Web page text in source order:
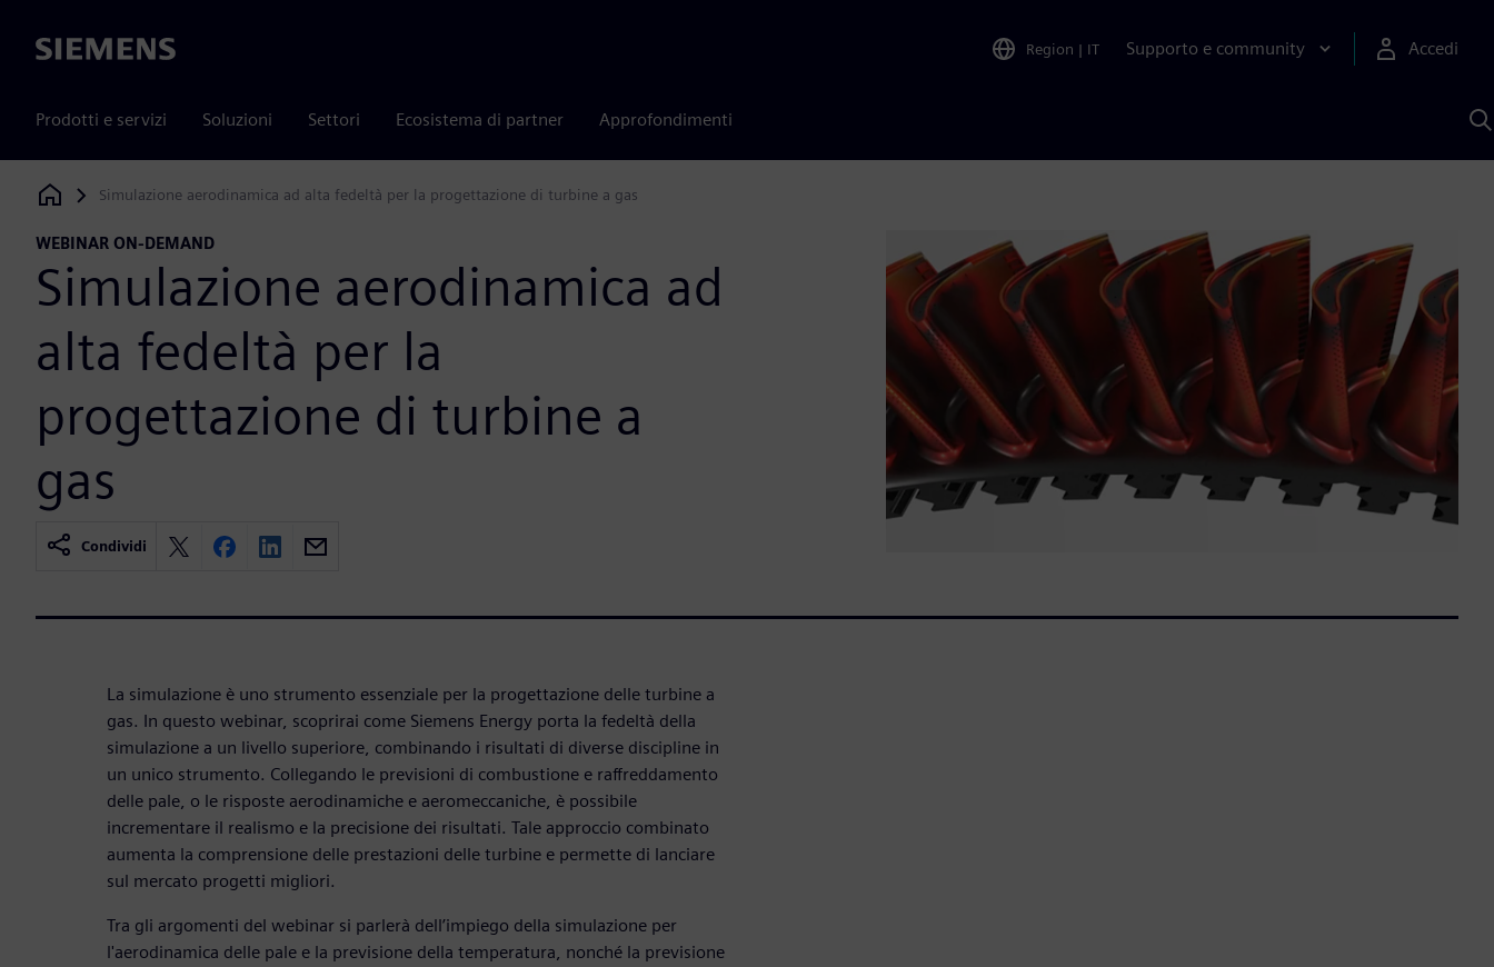
Siemens Region | IT Supporto e community Accedi
Prodotti e servizi Soluzioni Settori Ecosistema di partner Approfondimenti
Siemens Digital Industries Software
Simulazione aerodinamica ad alta fedeltà per la progettazione di turbine a gas
WEBINAR ON-DEMAND
Simulazione aerodinamica ad
alta fedeltà per la
progettazione di turbine a
gas
Condividi
La simulazione è uno strumento essenziale per la progettazione delle turbine a
gas. In questo webinar, scoprirai come Siemens Energy porta la fedeltà della
simulazione a un livello superiore, combinando i risultati di diverse discipline in
un unico strumento. Collegando le previsioni di combustione e raffreddamento
delle pale, o le risposte aerodinamiche e aeromeccaniche, è possibile
incrementare il realismo e la precisione dei risultati. Tale approccio combinato
aumenta la comprensione delle prestazioni delle turbine e permette di lanciare
sul mercato progetti migliori.
Tra gli argomenti del webinar si parlerà dell’impiego della simulazione per
l'aerodinamica delle pale e la previsione della temperatura, nonché la previsione